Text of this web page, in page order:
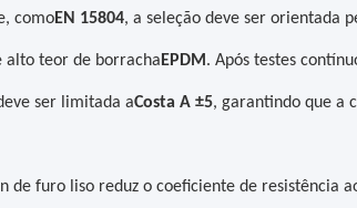
comoEN 15804, a seleção deve ser orientada
alto teor de borracha EPDM . Após testes
ser limitada aCosta A ±5, garantindo que a
de furo liso reduz o coeficiente de resistência